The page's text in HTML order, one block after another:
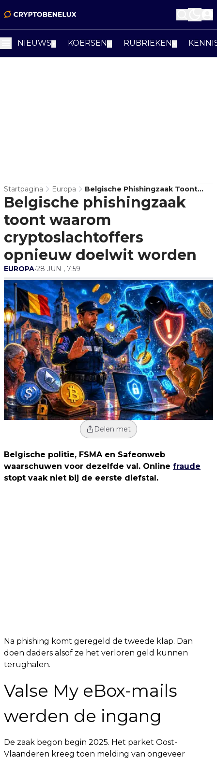
NIEUWS KOERSEN RUBRIEKEN
Startpagina Europa
Belgische Phishingzaak Toont
Waarom Cryptoslachtoffers
Opnieuw Doelwit Worden
Belgische phishingzaak
toont waarom
cryptoslachtoffers
opnieuw doelwit worden
EUROPA•28 JUN , 7:59
Delen met
Belgische politie, FSMA en Safeonweb
waarschuwen voor dezelfde val. Online fraude
stopt vaak niet bij de eerste diefstal.
Na phishing komt geregeld de tweede klap. Dan
doen daders alsof ze het verloren geld kunnen
terughalen.
Valse My eBox-mails
werden de ingang
De zaak begon begin 2025. Het parket Oost-
Vlaanderen kreeg toen melding van ongeveer